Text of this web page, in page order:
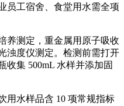
员工宿舍、食堂用水需全项
养测定，重金属用原子吸收
浊度仪测定。检测前需打开
收集 500mL 水样并添加固
用水样品含 10 项常规指标